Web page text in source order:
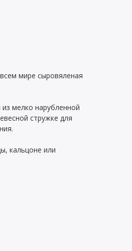
мире сыровяленая
мелко нарубленной
стружке для
кальцоне или